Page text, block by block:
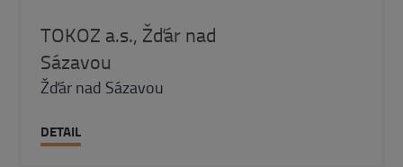
TOKOZ a.s., Žďár nad
Sázavou
Žďár nad Sázavou
DETAIL